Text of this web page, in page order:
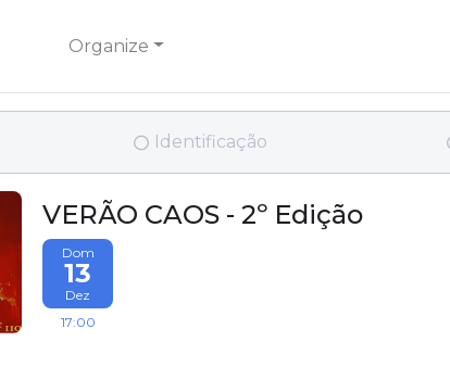
Organize
Identificação
VERÃO CAOS - 2º Edição
Dom
13
Dez
17:00